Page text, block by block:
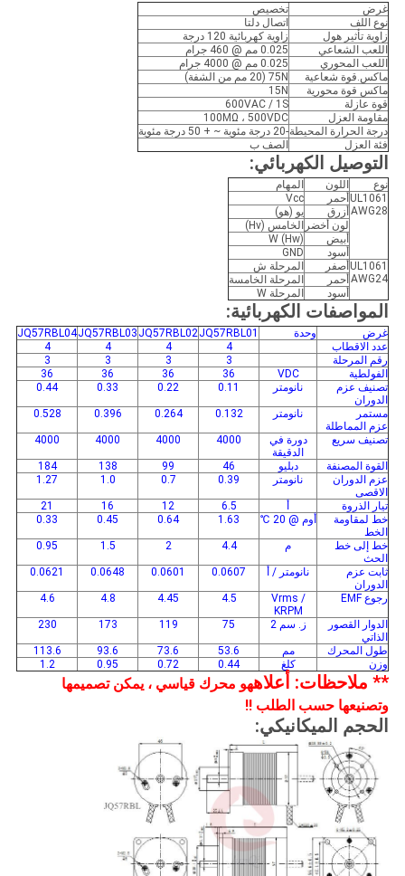
غرض
تخصيص
نوع اللف
اتصال دلتا
زاوية تأثير هول
زاوية كهربائية 120 درجة
اللعب الشعاعي
0.025 مم @ 460 جرام
اللعب المحوري
0.025 مم @ 4000 جرام
ماكس.قوة شعاعية
75N (20 مم من الشفة)
ماكس قوة محورية
15N
قوة عازلة
600VAC / 1S
مقاومة العزل
100MΩ ، 500VDC
درجة الحرارة المحيطة-20 درجة مئوية ~ + 50 درجة مئوية
فئة العزل
الصف ب
التوصيل الكهربائي:
نوع اللون
المهام
UL1061
AWG28
أحمر
Vcc
أزرق
يو (هو)
لون أخضر الخامس (Hv)
أبيض
W (Hw)
أسود
GND
UL1061
AWG24
أصفر
المرحلة ش
أحمر
المرحلة الخامسة
أسود
المرحلة W
المواصفات الكهربائية:
غرض وحدة JQ57RBL01
JQ57RBL02
JQ57RBL03
JQ57RBL04
عدد الاقطاب
4
4
4
4
رقم المرحلة
3
3
3
3
الفولطية
VDC
36
36
36
36
تصنيف عزم
الدوران
نانومتر 0.11
0.22
0.33
0.44
مستمر
عزم المماطلة
نانومتر 0.132
0.264
0.396
0.528
تصنيف سريع
دورة في
الدقيقة
4000
4000
4000
4000
القوة المصنفة دبليو 46
99
138
184
عزم الدوران
الاقصى
نانومتر 0.39
0.7
1.0
1.27
تيار الذروة 6.5
12
16
21
خط لمقاومة
الخط
أوم @ 20 ℃ 1.63
0.64
0.45
0.33
خط إلى خط
الحث
م 4.4
2
1.5
0.95
ثابت عزم
الدوران
نانومتر / أ 0.0607
0.0601
0.0648
0.0621
رجوع EMF
Vrms /
KRPM
4.5
4.45
4.8
4.6
الدوار القصور
الذاتي
ز. سم 2 75
119
173
230
طول المحرك مم 53.6
73.6
93.6
113.6
وزن
كلغ 0.44
0.72
0.95
1.2
** ملاحظات: أعلاههو محرك قياسي ، يمكن تصميمها
وتصنيعها حسب الطلب !!
الحجم الميكانيكي: